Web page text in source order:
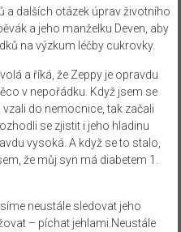
a dalších otázek úprav životního
a jeho manželku Deven, aby
na výzkum léčby cukrovky.
a říká, že Zeppy je opravdu
v nepořádku. Když jsem se
do nemocnice, tak začali
se zjistit i jeho hladinu
vysoká. A když se to stalo,
že můj syn má diabetem 1.
neustále sledovat jeho
– píchat jehlami.Neustále